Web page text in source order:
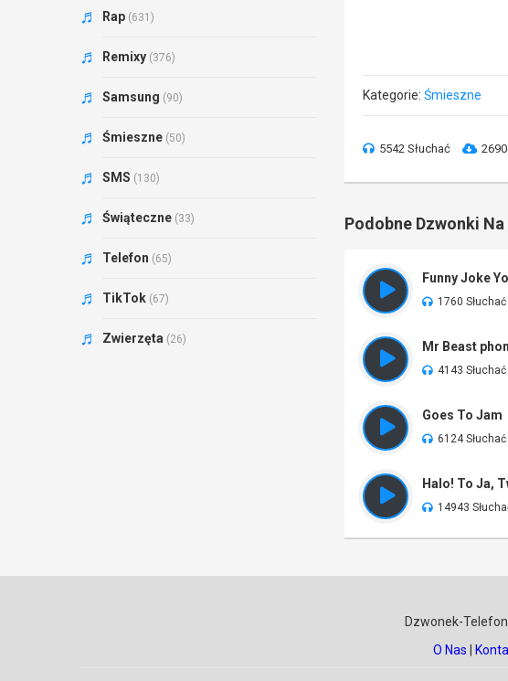
Kategorie: Śmieszne
5542 Słuchać
Podobne Dzwonki
Funny Joke
1760 Słuchać
Mr Beast
4143 Słuchać
Goes To Jam
6124 Słuchać
Halo! To Ja,
14943
Rap (631)
Remixy (376)
Samsung (90)
Śmieszne (50)
SMS (130)
Świąteczne (33)
Telefon (65)
TikTok (67)
Zwierzęta (26)
Dzwonek-
O Nas